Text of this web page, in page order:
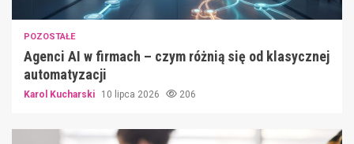
POZOSTAŁE
Agenci AI w firmach – czym różnią się od klasycznej
automatyzacji
Karol Kucharski 10 lipca 2026 206